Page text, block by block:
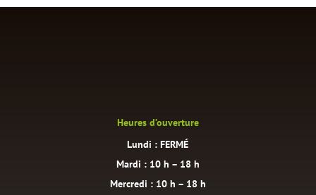
Heures d’ouverture
Lundi : FERMÉ
Mardi : 10 h – 18 h
Mercredi : 10 h – 18 h